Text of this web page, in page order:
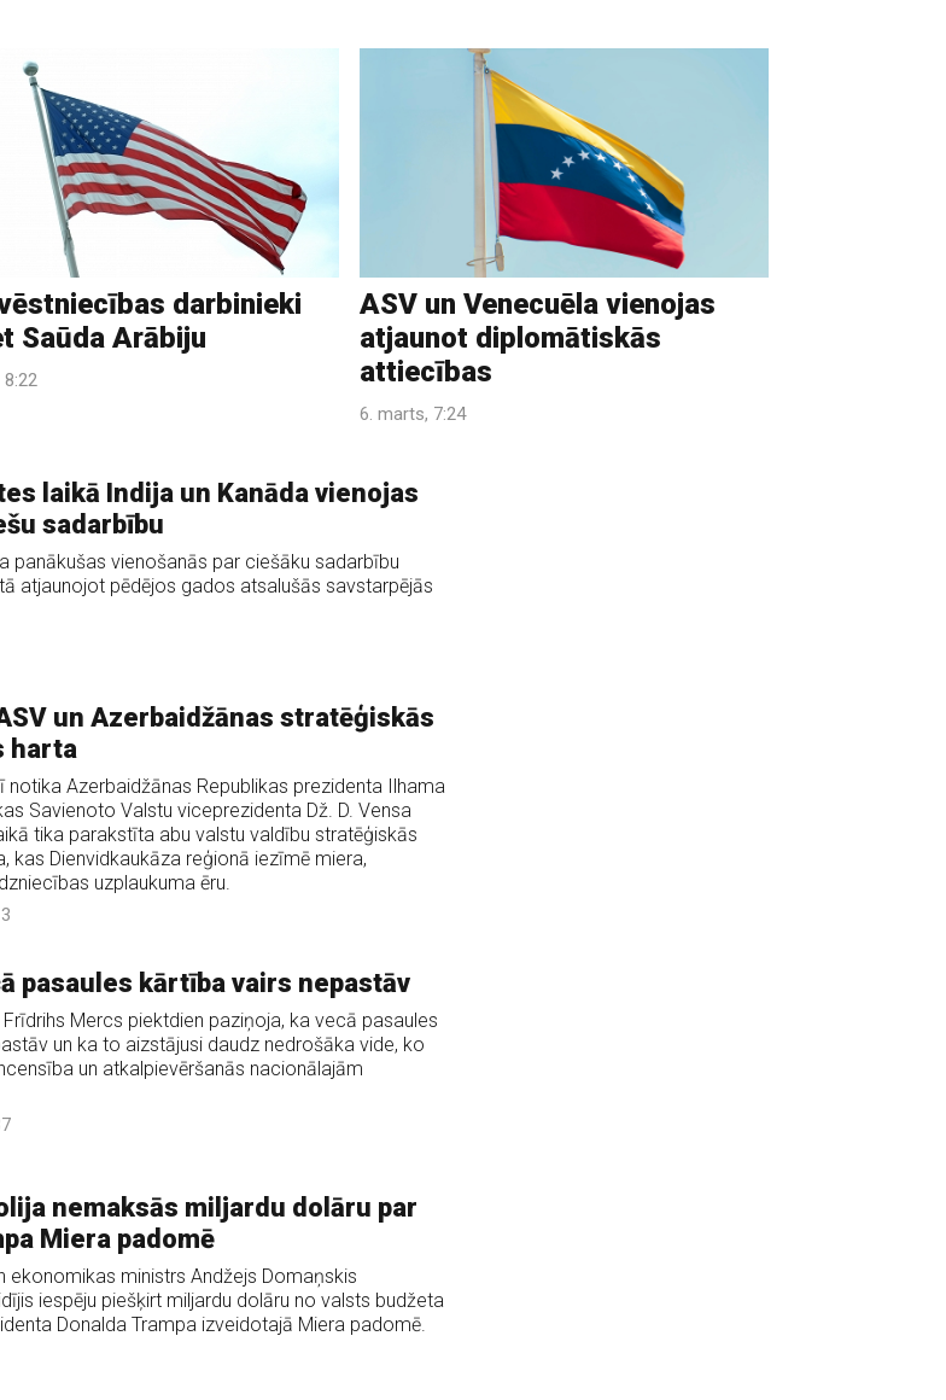
darbinieki
Saūda Arābiju
ASV un Venecuēla vienojas
atjaunot diplomātiskās
attiecības
6. marts, 7:24
laikā Indija un Kanāda vienojas
sadarbību
panākušas vienošanās par ciešāku sadarbību
atjaunojot pēdējos gados atsalušās savstarpējās
un Azerbaidžānas stratēģiskās
harta
notika Azerbaidžānas Republikas prezidenta Ilhama
Savienoto Valstu viceprezidenta Dž. D. Vensa
tika parakstīta abu valstu valdību stratēģiskās
kas Dienvidkaukāza reģionā iezīmē miera,
uzplaukuma ēru.
pasaules kārtība vairs nepastāv
Mercs piektdien paziņoja, ka vecā pasaules
un ka to aizstājusi daudz nedrošāka vide, ko
un atkalpievēršanās nacionālajām
nemaksās miljardu dolāru par
Miera padomē
ekonomikas ministrs Andžejs Domaņskis
iespēju piešķirt miljardu dolāru no valsts budžeta
Donalda Trampa izveidotajā Miera padomē.